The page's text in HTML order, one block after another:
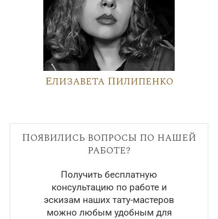
Елизавета Пилипенко
Появились вопросы по нашей
работе?
Получить бесплатную
консультацию по работе и
эскизам наших тату-мастеров
можно любым удобным для